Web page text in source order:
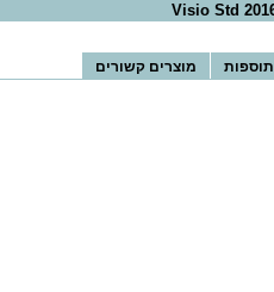
תוספות מוצרים קשורים